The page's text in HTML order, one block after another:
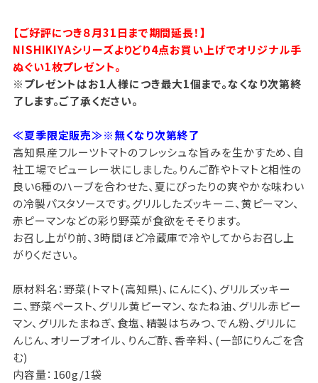
【ご好評につき８月31日まで期間延長！】
NISHIKIYAシリーズよりどり4点お買い上げでオリジナル手
ぬぐい1枚プレゼント。
※プレゼントはお1人様につき最大1個まで。なくなり次第終
了します。ご了承ください。
≪夏季限定販売≫※無くなり次第終了
高知県産フルーツトマトのフレッシュな旨みを生かすため、自
社工場でピューレー状にしました。りんご酢やトマトと相性の
良い6種のハーブを合わせた、夏にぴったりの爽やかな味わい
の冷製パスタソースです。グリルしたズッキーニ、黄ピーマン、
赤ピーマンなどの彩り野菜が食欲をそそります。
お召し上がり前、3時間ほど冷蔵庫で冷やしてからお召し上
がりください。
原材料名：野菜(トマト(高知県)、にんにく)、グリルズッキー
ニ、野菜ペースト、グリル黄ピーマン、なたね油、グリル赤ピー
マン、グリルたまねぎ、食塩、精製はちみつ、でん粉、グリルに
んじん、オリーブオイル、りんご酢、香辛料、(一部にりんごを含
む)
内容量：160g/1袋